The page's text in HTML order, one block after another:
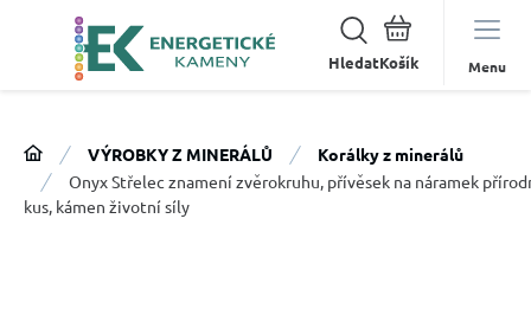
Hledat Menu
VÝROBKY Z MINERÁLŮ
Korálky z minerálů
Onyx Střelec znamení zvěrokruhu, přívěsek na náramek
kus, kámen životní síly